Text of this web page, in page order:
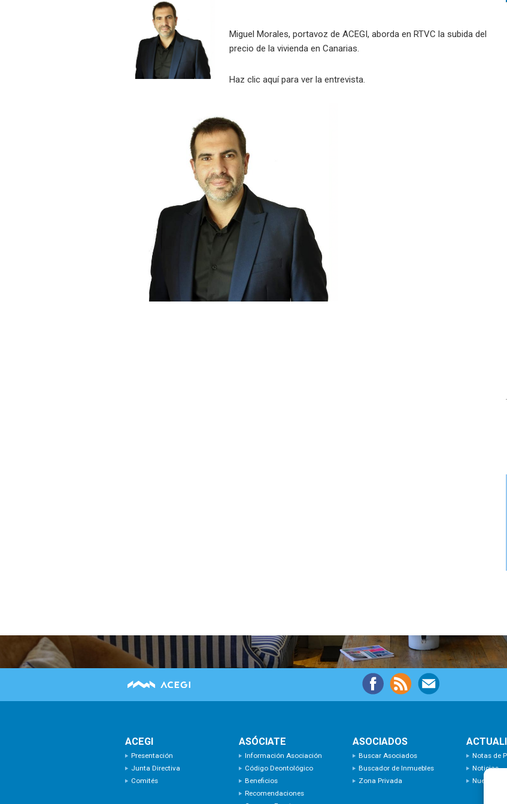
Miguel Morales, portavoz de ACEGI, aborda en RTVC la subida del
precio de la vivienda en Canarias.
Haz clic aquípara ver la entrevista.
ACEGI
Presentación
Junta Directiva
Comités
ASÓCIATE
Información Asociación
Código Deontológico
Beneficios
Recomendaciones
ASOCIADOS
Buscar Asociados
Buscador de Inmuebles
Zona Privada
Notas de
Noticias
Nuevas